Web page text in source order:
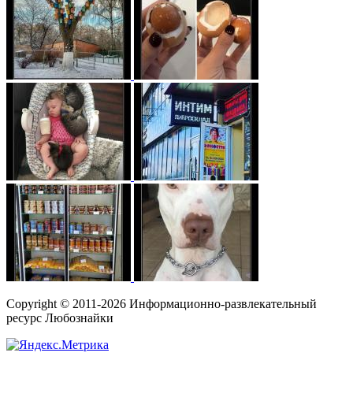
Copyright © 2011-2026 Информационно-развлекательный
ресурс Любознайки